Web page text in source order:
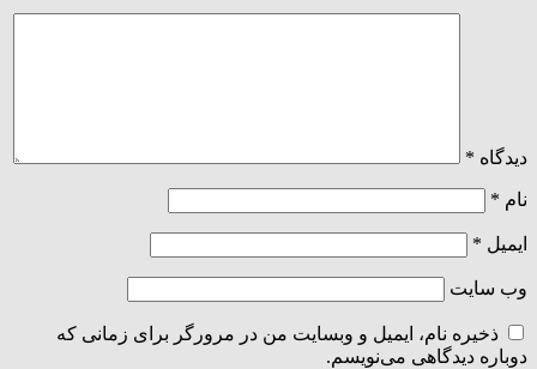
دیدگاه *
نام *
ایمیل *
وب‌ سایت
ذخیره نام، ایمیل و وبسایت من در مرورگر برای زمانی که
دوباره دیدگاهی می‌نویسم.